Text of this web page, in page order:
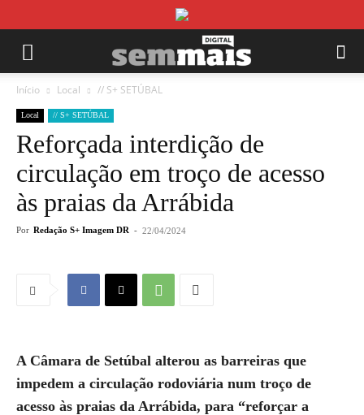
Início Local // S+ SETÚBAL
Local // S+ SETÚBAL
Reforçada interdição de
circulação em troço de acesso
às praias da Arrábida
Por Redação S+ Imagem DR - 22/04/2024
A Câmara de Setúbal alterou as barreiras que
impedem a circulação rodoviária num troço de
acesso às praias da Arrábida, para “reforçar a